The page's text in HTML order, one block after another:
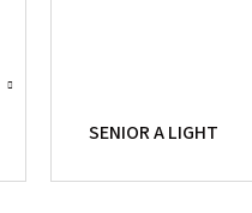
SENIOR A LIGHT